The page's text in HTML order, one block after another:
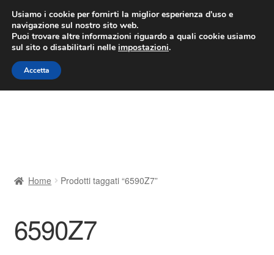
CONSEGNA da 7 EUR
Lun-Ven 9:00 - 16:00/800 580 290
Vai
alla
navigazione
Vai
al
contenuto
Contatto
Home Prodotti taggati “6590Z7”
6590Z7
Usiamo i cookie per fornirti la miglior esperienza d'uso e
navigazione sul nostro sito web.
Puoi trovare altre informazioni riguardo a quali cookie usiamo
sul sito o disabilitarli nelle impostazioni.
Accetta